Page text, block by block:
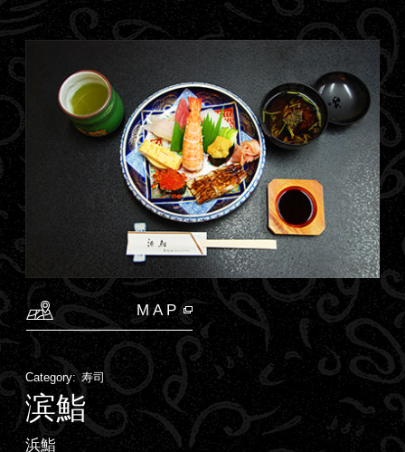
MAP
Category: 寿司
滨鮨
浜鮨